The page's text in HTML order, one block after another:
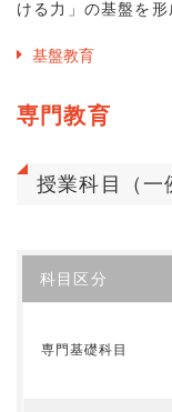
ける力」の基盤を形
基盤教育
専門教育
授業科目（一
科目区分
専門基礎科目